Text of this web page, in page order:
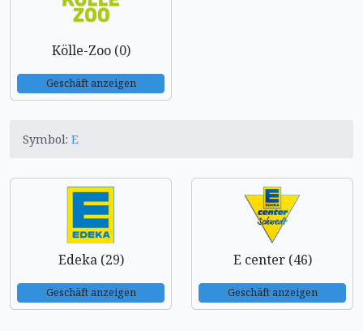
Kölle-Zoo (0)
Geschäft anzeigen
Symbol: E
Edeka (29)
Geschäft anzeigen
E center (46)
Geschäft anzeigen